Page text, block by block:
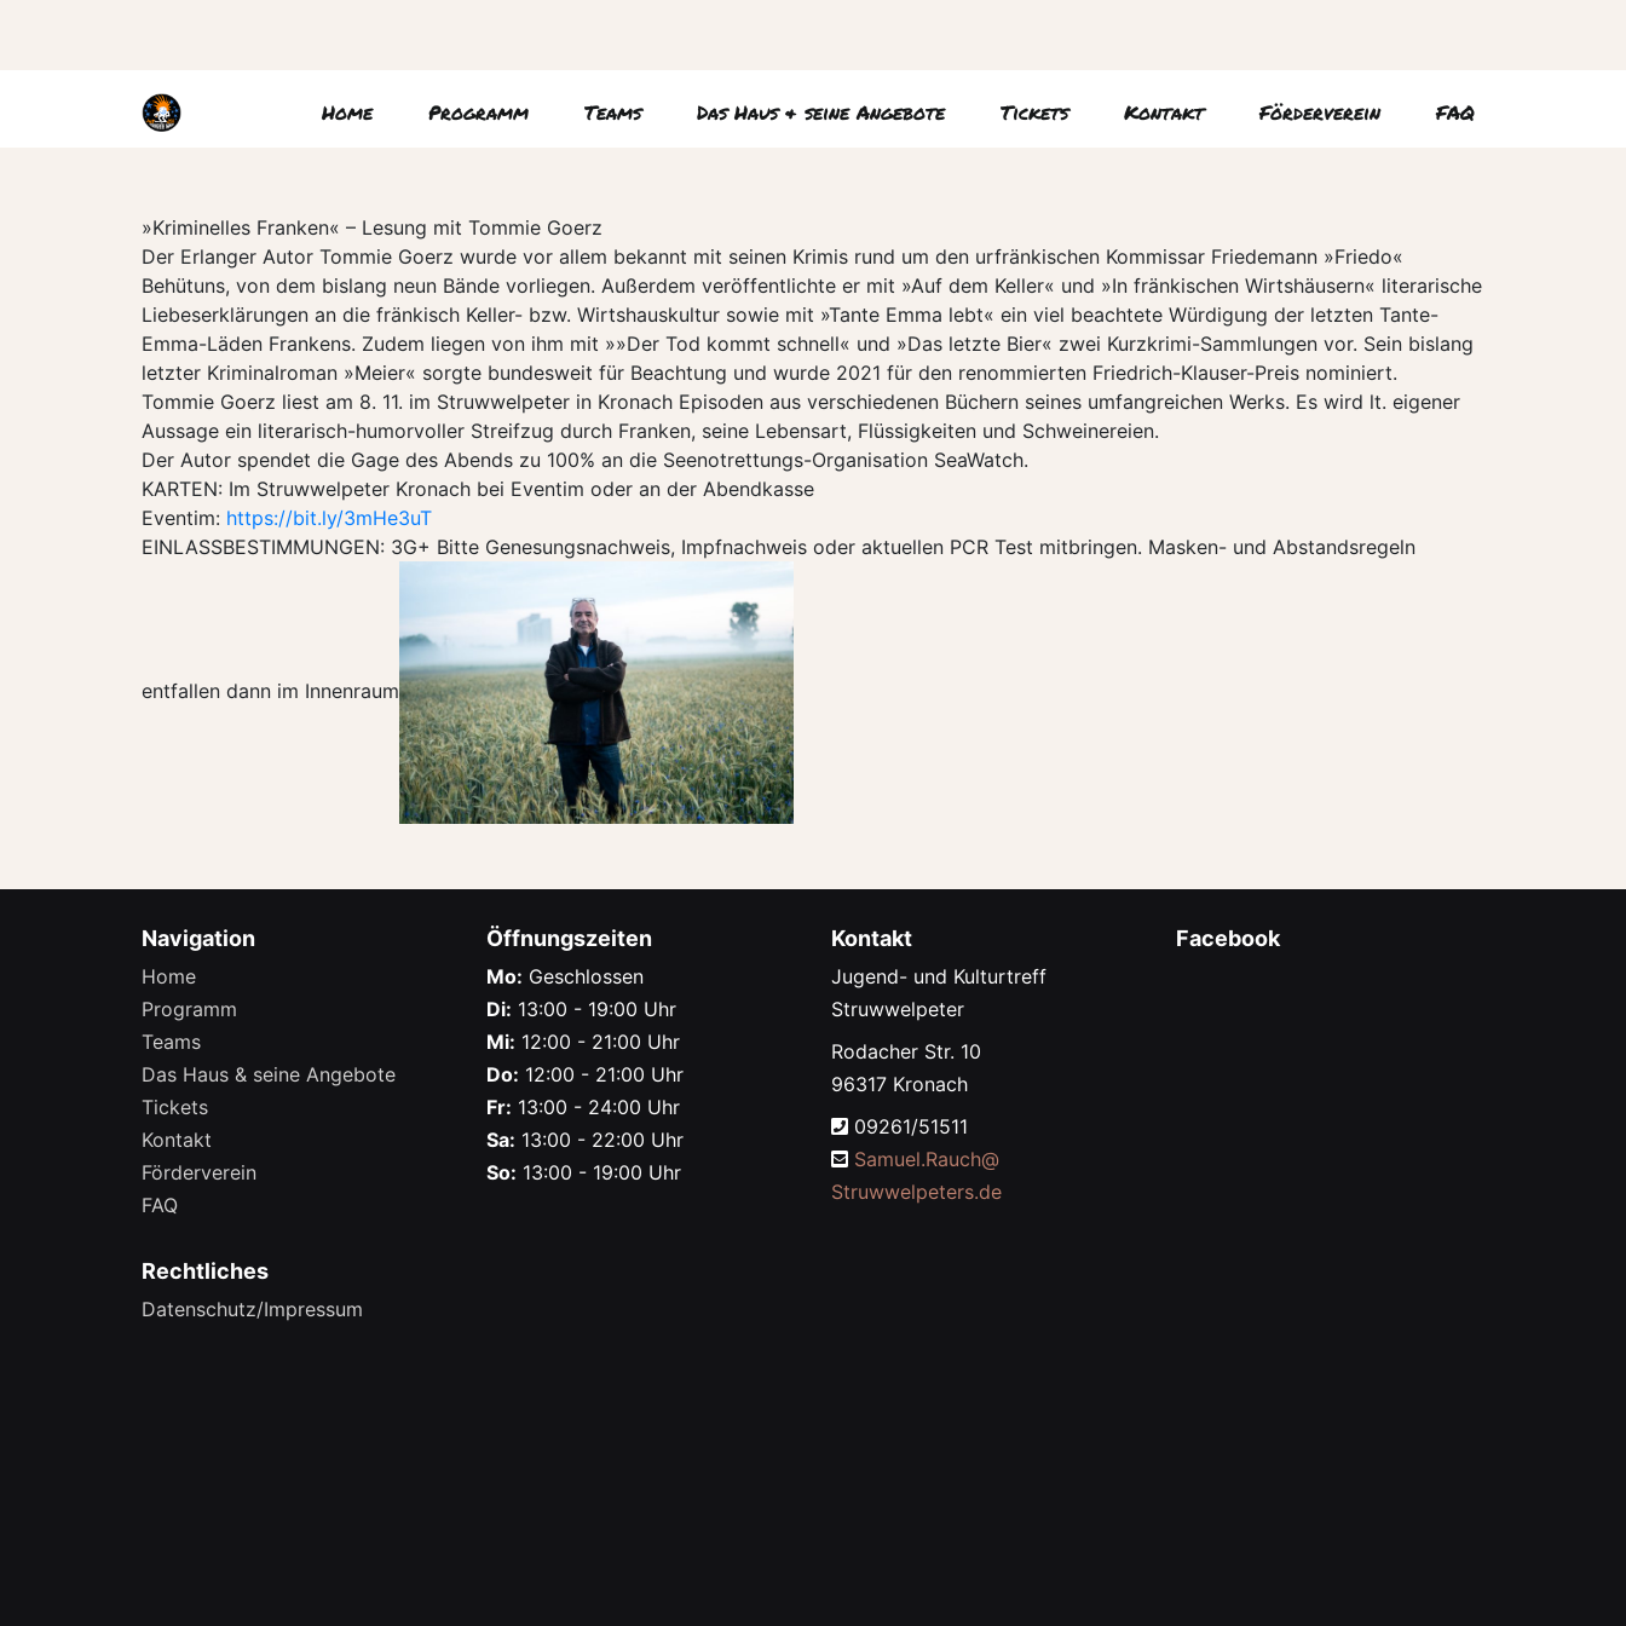
Home Programm Teams Das Haus & seine Angebote Tickets Kontakt Förderverein FAQ
»Kriminelles Franken« – Lesung mit Tommie Goerz
Der Erlanger Autor Tommie Goerz wurde vor allem bekannt mit seinen Krimis rund um den urfränkischen Kommissar Friedemann »Friedo«
Behütuns, von dem bislang neun Bände vorliegen. Außerdem veröffentlichte er mit »Auf dem Keller« und »In fränkischen Wirtshäusern« literarische
Liebeserklärungen an die fränkisch Keller- bzw. Wirtshauskultur sowie mit »Tante Emma lebt« ein viel beachtete Würdigung der letzten Tante-
Emma-Läden Frankens. Zudem liegen von ihm mit »»Der Tod kommt schnell« und »Das letzte Bier« zwei Kurzkrimi-Sammlungen vor. Sein bislang
letzter Kriminalroman »Meier« sorgte bundesweit für Beachtung und wurde 2021 für den renommierten Friedrich-Klauser-Preis nominiert.
Tommie Goerz liest am 8. 11. im Struwwelpeter in Kronach Episoden aus verschiedenen Büchern seines umfangreichen Werks. Es wird lt. eigener
Aussage ein literarisch-humorvoller Streifzug durch Franken, seine Lebensart, Flüssigkeiten und Schweinereien.
Der Autor spendet die Gage des Abends zu 100% an die Seenotrettungs-Organisation SeaWatch.
KARTEN: Im Struwwelpeter Kronach bei Eventim oder an der Abendkasse
Eventim: https://bit.ly/3mHe3uT
EINLASSBESTIMMUNGEN: 3G+ Bitte Genesungsnachweis, Impfnachweis oder aktuellen PCR Test mitbringen. Masken- und Abstandsregeln
entfallen dann im Innenraum
Navigation
Home
Programm
Teams
Das Haus & seine Angebote
Tickets
Kontakt
Förderverein
FAQ
Rechtliches
Datenschutz/Impressum
Öffnungszeiten
Mo: Geschlossen
Di: 13:00 - 19:00 Uhr
Mi: 12:00 - 21:00 Uhr
Do: 12:00 - 21:00 Uhr
Fr: 13:00 - 24:00 Uhr
Sa: 13:00 - 22:00 Uhr
So: 13:00 - 19:00 Uhr
Kontakt
Jugend- und Kulturtreff
Struwwelpeter
Rodacher Str. 10
96317 Kronach
09261/51511
Samuel.Rauch@
Struwwelpeters.de
Facebook